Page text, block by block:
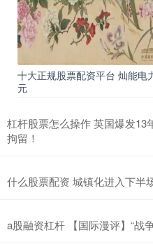
十大正规股票配资平台 灿能
元
杠杆股票怎么操作 英国爆发13
拘留！
什么股票配资 城镇化进入下半
a股融资杠杆 【国际漫评】“战